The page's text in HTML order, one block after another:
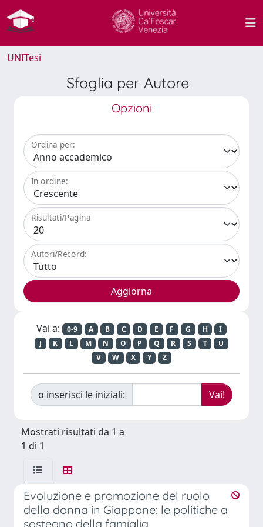
UNITesi
Sfoglia per Autore
Opzioni
Ordina per:
In ordine:
Risultati/Pagina
Autori/Record:
Vai a: 0-9 A B C D E F G H
I
J
K L M N O P Q R S T
U
V
W X Y Z
o inserisci le iniziali:
Mostrati risultati da 1 a
1 di 1
Evoluzione e promozione del ruolo
della donna in Giappone: le politiche a
sostegno della famiglia.